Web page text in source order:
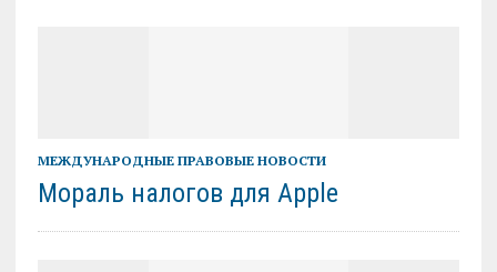
МЕЖДУНАРОДНЫЕ ПРАВОВЫЕ НОВОСТИ
Мораль налогов для Apple